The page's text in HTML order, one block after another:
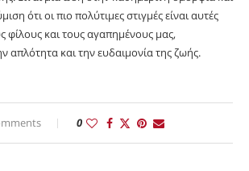
ότι οι πιο πολύτιμες στιγμές είναι αυτές
φίλους και τους αγαπημένους μας,
απλότητα και την ευδαιμονία της ζωής.
0